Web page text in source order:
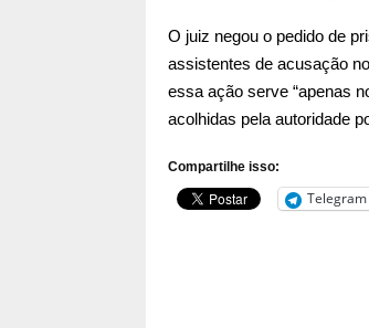
O juiz negou o pedido de
assistentes de acusação
essa ação serve “apenas
acolhidas pela autoridade
Compartilhe isso:
Telegram